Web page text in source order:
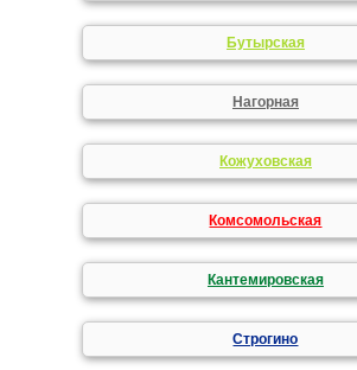
Бутырская
Нагорная
Кожуховская
Комсомольская
Кантемировская
Строгино